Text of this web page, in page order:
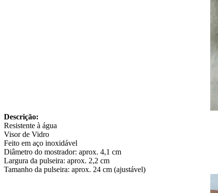
Descrição:
Resistente à água
Visor de Vidro
Feito em aço inoxidável
Diâmetro do mostrador: aprox. 4,1 cm
Largura da pulseira: aprox. 2,2 cm
Tamanho da pulseira: aprox. 24 cm (ajustável)